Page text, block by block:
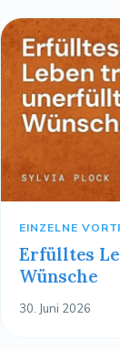
EINZELNE
Erfülltes
Wünsche
30. Juni 2026